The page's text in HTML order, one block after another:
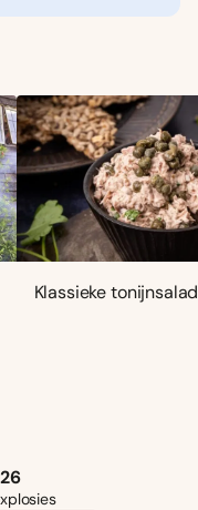
Klassieke